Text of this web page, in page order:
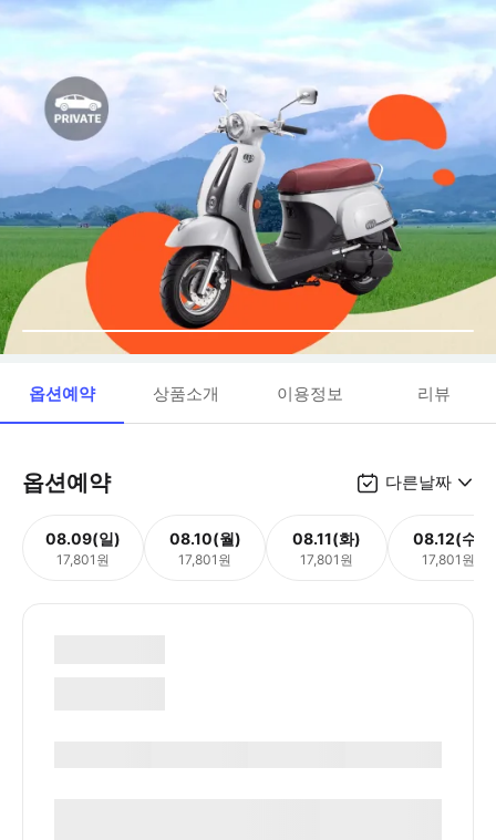
옵션예약 상품소개 이용정보 리뷰
옵션예약 다른날짜
08.09(일)
17,801원
08.10(월)
17,801원
08.11(화)
17,801원
08.12(수)
17,801원